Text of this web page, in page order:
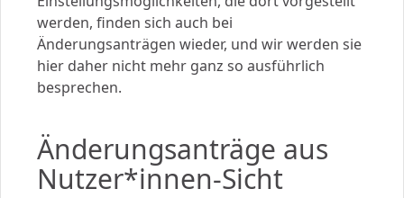
werden, finden sich auch bei
Änderungsanträgen wieder, und wir werden sie
hier daher nicht mehr ganz so ausführlich
besprechen.
Änderungsanträge aus
Nutzer*innen-Sicht